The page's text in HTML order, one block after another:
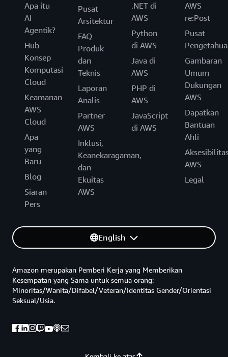
Apa itu
AI
Agentik?
Hub
Konsep
Komputasi
Cloud
Keamanan
AWS
Cloud
Apa
yang
Baru
Blog
Siaran
Pers
Pusat
Arsitektur
FAQ
Produk
dan
Teknis
Laporan
Analis
Partner
AWS
Inklusi,
Keanekaragaman,
dan
Ekuitas
AWS
.NET di
AWS
Python
di AWS
Java di
AWS
PHP di
AWS
JavaScript
di AWS
AWS
re:Post
Pusat
Gambaran
Umum
Dukungan
AWS
Dapatkan
Bantuan
Ahli
AWS
Legal
English
Amazon merupakan Pemberi Kerja yang Memberikan
Kesempatan yang Sama untuk semua orang:
Minoritas/Wanita/Difabel/Veteran/Identitas Gender/Orientasi
Seksual/Usia.